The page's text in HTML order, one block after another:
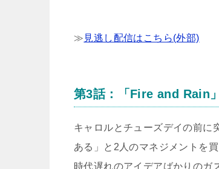
≫ 見逃し配信はこちら(外部)
第3話：「Fire and Rain」
キャロルとチューズデイの前に
ある」と2人のマネジメントを
時代遅れのアイデアばかりのガ